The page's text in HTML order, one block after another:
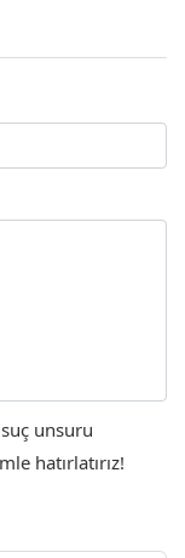
unsuru
hatırlatırız!